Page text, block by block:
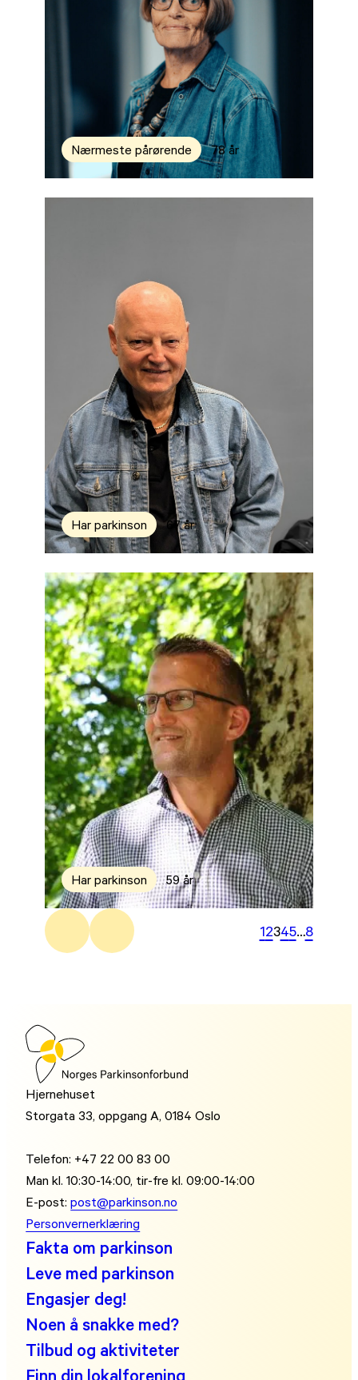
Nærmeste pårørende 78 år
Har parkinson 67 år
Har parkinson 59 år
12345…8
Hjernehuset
Storgata 33, oppgang A, 0184 Oslo
Telefon: +47 22 00 83 00
Man kl. 10:30-14:00, tir-fre kl. 09:00-14:00
E-post:post@parkinson.no
Personvernerklæring
Fakta om parkinson
Leve med parkinson
Engasjer deg!
Noen å snakke med?
Tilbud og aktiviteter
Finn din lokalforening